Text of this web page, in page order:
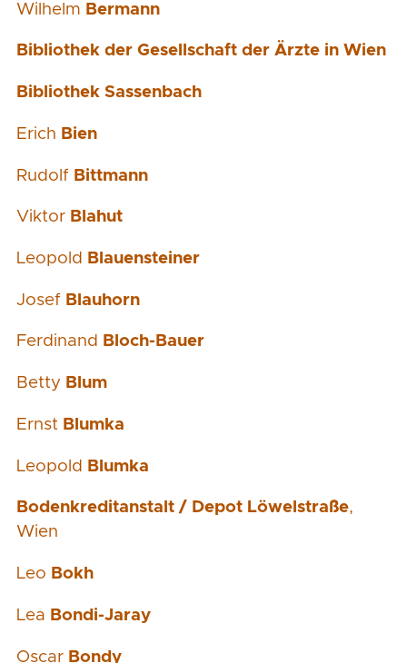
Wilhelm Bermann
Bibliothek der Gesellschaft der Ärzte in Wien
Bibliothek Sassenbach
Erich Bien
Rudolf Bittmann
Viktor Blahut
Leopold Blauensteiner
Josef Blauhorn
Ferdinand Bloch-Bauer
Betty Blum
Ernst Blumka
Leopold Blumka
Bodenkreditanstalt / Depot Löwelstraße,
Wien
Leo Bokh
Lea Bondi-Jaray
Oscar Bondy